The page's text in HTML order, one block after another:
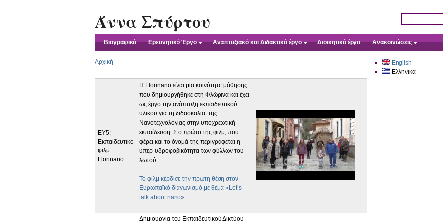
Άννα Σπύρτου
Βιογραφικό Ερευνητικό Έργο Αναπτυξιακό και Διδακτικό έργο Διοικητικό έργο Ανακοινώσεις
Αρχική
EY5:
Eκπαιδευτικό
φιλμ:
Florinano
Η Florinano είναι μια κοινότητα μάθησης
που δημιουργήθηκε στη Φλώρινα και έχει
ως έργο την ανάπτυξη εκπαιδευτικού
υλικού για τη διδασκαλία της
Nανοτεχνολογίας στην υποχρεωτική
εκπαίδευση. Στο πρώτο της φιλμ, που
φέρει και το όνομά της περιγράφεται η
υπερ-υδροφοβικότητα των φύλλων του
λωτού.
Το φιλμ κέρδισε την πρώτη θέση στον
Ευρωπαϊκό διαγωνισμό με θέμα «Let’s
talk about nano».
Δημιουργία του Εκπαιδευτικού Δικτύου
English
Ελληνικά